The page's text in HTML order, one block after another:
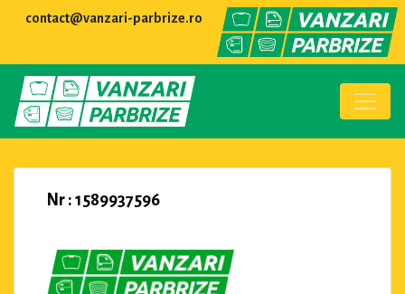
contact@vanzari-parbrize.ro
Nr : 1589937596